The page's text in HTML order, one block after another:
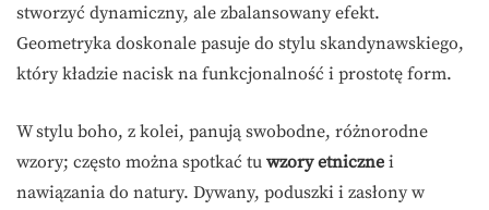
stworzyć dynamiczny, ale zbalansowany efekt.
Geometryka doskonale pasuje do stylu skandynawskiego,
który kładzie nacisk na funkcjonalność i prostotę form.
W stylu boho, z kolei, panują swobodne, różnorodne
wzory; często można spotkać tu wzory etniczne i
nawiązania do natury. Dywany, poduszki i zasłony w